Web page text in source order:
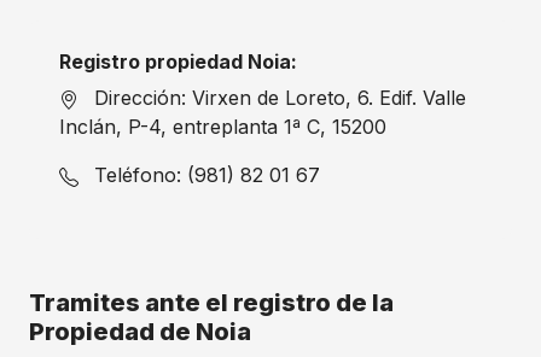
Registro propiedad Noia:
Dirección: Virxen de Loreto, 6. Edif. Valle
Inclán, P-4, entreplanta 1ª C, 15200
Teléfono: (981) 82 01 67
Tramites ante el registro de la
Propiedad de Noia